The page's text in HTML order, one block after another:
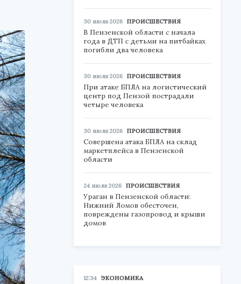
30 июля 2026 ПРОИСШЕСТВИЯ
В Пензенской области с начала
года в ДТП с детьми на питбайках
погибли два человека
30 июля 2026 ПРОИСШЕСТВИЯ
При атаке БПЛА на логистический
центр под Пензой пострадали
четыре человека
30 июля 2026 ПРОИСШЕСТВИЯ
Совершена атака БПЛА на склад
маркетплейса в Пензенской
области
24 июля 2026 ПРОИСШЕСТВИЯ
Ураган в Пензенской области:
Нижний Ломов обесточен,
повреждены газопровод и крыши
домов
12:34 ЭКОНОМИКА